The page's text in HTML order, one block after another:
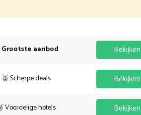
Grootste aanbod Bekijken
🥈 Scherpe deals Bekijken
Voordelige hotels Bekijken